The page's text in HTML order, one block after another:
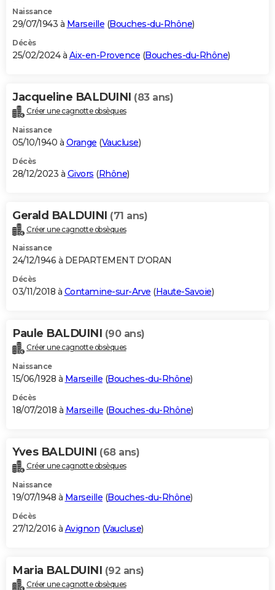
Naissance
29/07/1943 à Marseille (Bouches-du-Rhône)
Décès
25/02/2024 à Aix-en-Provence (Bouches-du-Rhône)
Jacqueline BALDUINI (83 ans)
Créer une cagnotte obsèques
Naissance
05/10/1940 à Orange (Vaucluse)
Décès
28/12/2023 à Givors (Rhône)
Gerald BALDUINI (71 ans)
Créer une cagnotte obsèques
Naissance
24/12/1946 à DEPARTEMENT D'ORAN
Décès
03/11/2018 à Contamine-sur-Arve (Haute-Savoie)
Paule BALDUINI (90 ans)
Créer une cagnotte obsèques
Naissance
15/06/1928 à Marseille (Bouches-du-Rhône)
Décès
18/07/2018 à Marseille (Bouches-du-Rhône)
Yves BALDUINI (68 ans)
Créer une cagnotte obsèques
Naissance
19/07/1948 à Marseille (Bouches-du-Rhône)
Décès
27/12/2016 à Avignon (Vaucluse)
Maria BALDUINI (92 ans)
Créer une cagnotte obsèques